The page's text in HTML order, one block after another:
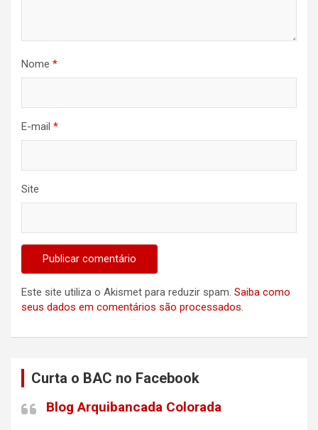
Nome *
E-mail *
Site
Este site utiliza o Akismet para reduzir spam. Saiba como
seus dados em comentários são processados.
Curta o BAC no Facebook
Blog Arquibancada Colorada